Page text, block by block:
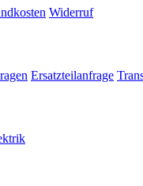
Widerruf
Ersatzteilanfrage